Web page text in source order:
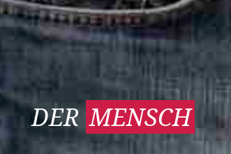
DER MENSCH